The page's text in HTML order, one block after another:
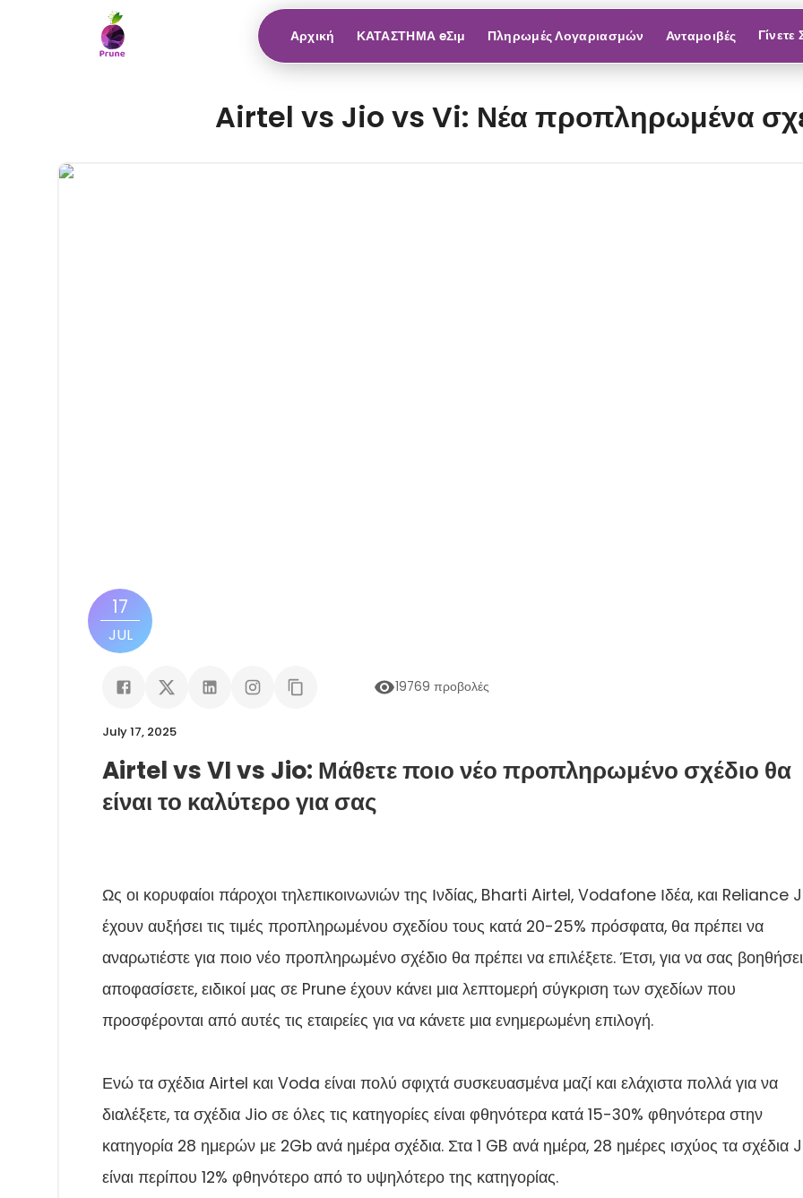
Αρχική ΚΑΤΑΣΤΗΜΑ eΣιμ Πληρωμές Λογαριασμών Ανταμοιβές
Airtel vs Jio vs Vi: Νέα προπληρωμένα
17
JUL
19769 προβολές
July 17, 2025
Airtel vs VI vs Jio: Μάθετε ποιο νέο προπληρωμένο σχέδιο θα
είναι το καλύτερο για σας
Ως οι κορυφαίοι πάροχοι τηλεπικοινωνιών της Ινδίας, Bharti Airtel, Vodafone Ιδέα, και Reliance
έχουν αυξήσει τις τιμές προπληρωμένου σχεδίου τους κατά 20-25% πρόσφατα, θα πρέπει να
αναρωτιέστε για ποιο νέο προπληρωμένο σχέδιο θα πρέπει να επιλέξετε. Έτσι, για να σας
αποφασίσετε, ειδικοί μας σε Prune έχουν κάνει μια λεπτομερή σύγκριση των σχεδίων που
προσφέρονται από αυτές τις εταιρείες για να κάνετε μια ενημερωμένη επιλογή.
Ενώ τα σχέδια Airtel και Voda είναι πολύ σφιχτά συσκευασμένα μαζί και ελάχιστα πολλά για να
διαλέξετε, τα σχέδια Jio σε όλες τις κατηγορίες είναι φθηνότερα κατά 15-30% φθηνότερα στην
κατηγορία 28 ημερών με 2Gb ανά ημέρα σχέδια. Στα 1 GB ανά ημέρα, 28 ημέρες ισχύος τα σχέδια
είναι περίπου 12% φθηνότερο από το υψηλότερο της κατηγορίας.